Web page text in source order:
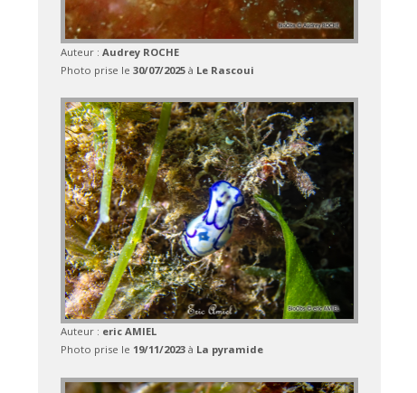
Auteur : Audrey ROCHE
Photo prise le 30/07/2025à Le Rascoui
Auteur : eric AMIEL
Photo prise le 19/11/2023à La pyramide